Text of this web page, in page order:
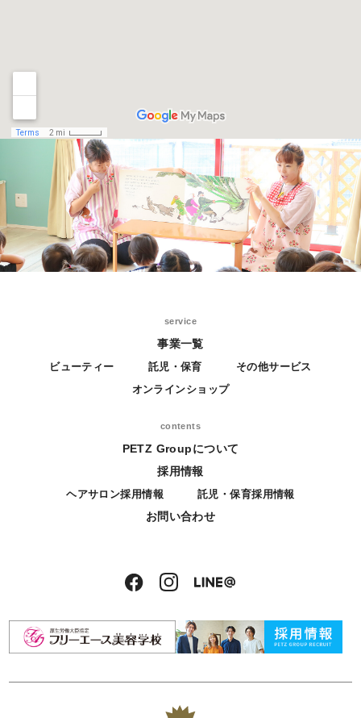
service
事業一覧
ビューティー 託児・保育
その他サービス
オンラインショップ
contents
PETZ Groupについて
採用情報
ヘアサロン採用情報 託児・保育採用情報
お問い合わせ